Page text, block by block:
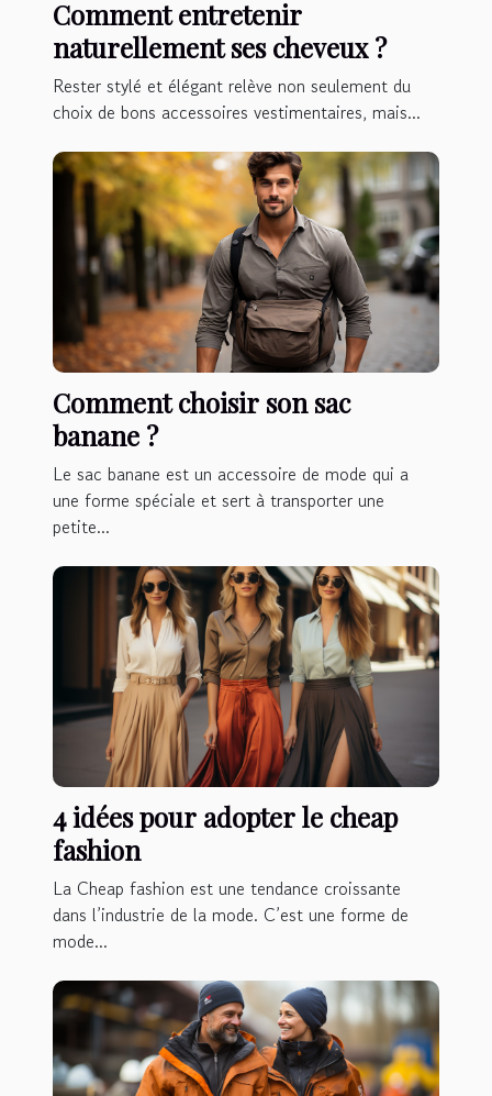
Comment entretenir
naturellement ses cheveux ?
Rester stylé et élégant relève non seulement du
choix de bons accessoires vestimentaires, mais...
Comment choisir son sac
banane ?
Le sac banane est un accessoire de mode qui a
une forme spéciale et sert à transporter une
petite...
4 idées pour adopter le cheap
fashion
La Cheap fashion est une tendance croissante
dans l’industrie de la mode. C’est une forme de
mode...